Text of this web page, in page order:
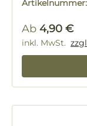
Artikelnummer:
Regulärer
Ab 4,90 €
inkl. MwSt.